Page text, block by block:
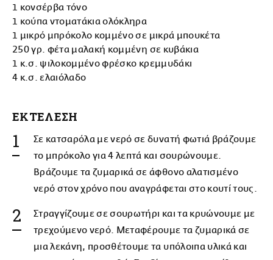
1 κονσέρβα τόνο
1 κούπα ντοματάκια ολόκληρα
1 μικρό μπρόκολο κομμένο σε μικρά μπουκέτα
250 γρ. φέτα μαλακή κομμένη σε κυβάκια
1 κ.σ. ψιλοκομμένο φρέσκο κρεμμυδάκι
4 κ.σ. ελαιόλαδο
ΕΚΤΕΛΕΣΗ
Σε κατσαρόλα με νερό σε δυνατή φωτιά βράζουμε
το μπρόκολο για 4 λεπτά και σουρώνουμε.
Βράζουμε τα ζυμαρικά σε άφθονο αλατισμένο
νερό στον χρόνο που αναγράφεται στο κουτί τους.
Στραγγίζουμε σε σουρωτήρι και τα κρυώνουμε με
τρεχούμενο νερό. Μεταφέρουμε τα ζυμαρικά σε
μια λεκάνη, προσθέτουμε τα υπόλοιπα υλικά και